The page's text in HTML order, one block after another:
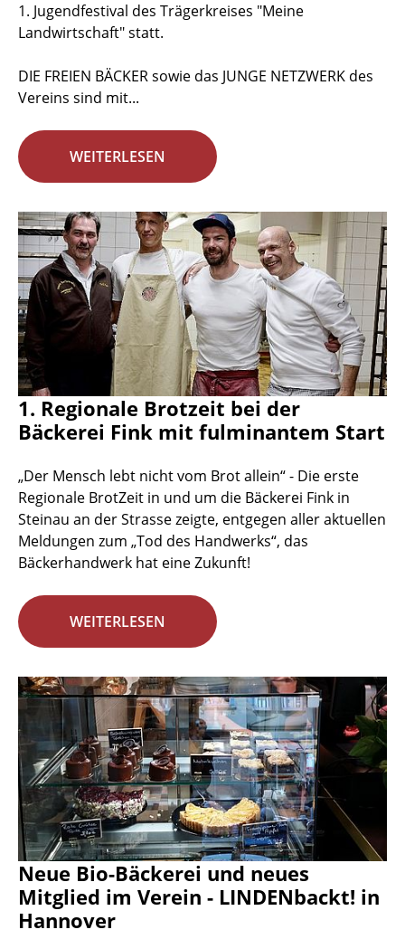
1. Jugendfestival des Trägerkreises "Meine
Landwirtschaft" statt.
DIE FREIEN BÄCKER sowie das JUNGE NETZWERK des
Vereins sind mit...
WEITERLESEN
1. Regionale Brotzeit bei der
Bäckerei Fink mit fulminantem Start
„Der Mensch lebt nicht vom Brot allein“ - Die erste
Regionale BrotZeit in und um die Bäckerei Fink in
Steinau an der Strasse zeigte, entgegen aller aktuellen
Meldungen zum „Tod des Handwerks“, das
Bäckerhandwerk hat eine Zukunft!
WEITERLESEN
Neue Bio-Bäckerei und neues
Mitglied im Verein - LINDENbackt! in
Hannover